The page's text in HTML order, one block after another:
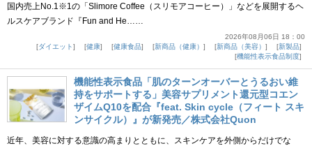
国内売上No.1※1の「Slimore Coffee（スリモアコーヒー）」などを展開するヘ
ルスケアブランド『Fun and He……
2026年08月06日 18：00
ダイエット
健康 健康食品 新商品（健康） 新商品（美容）
新製品
機能性表示食品制度
機能性表示食品「肌のターンオーバーとうるおい維
持をサポートする」美容サプリメント還元型コエン
ザイムQ10を配合『feat. Skin cycle（フィート スキ
ンサイクル）』が新発売／株式会社Quon
近年、美容に対する意識の高まりとともに、スキンケアを外側からだけでな